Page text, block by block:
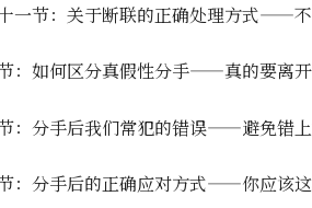
一节：关于断联的正确处理方式——
：如何区分真假性分手——真的要离开
：分手后我们常犯的错误——避免错
：分手后的正确应对方式——你应该这